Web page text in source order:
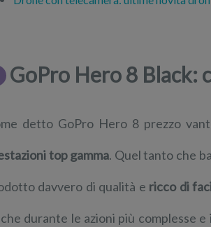
GoPro Hero 8 Black:
detto GoPro Hero 8 prezzo
top gamma. Quel tanto che
davvero di qualità e ricco di
durante le azioni più complesse